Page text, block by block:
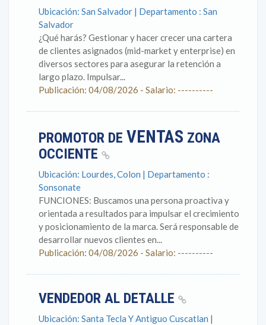
Ubicación: San Salvador | Departamento : San
Salvador
¿Qué harás? Gestionar y hacer crecer una cartera
de clientes asignados (mid-market y enterprise) en
diversos sectores para asegurar la retención a
largo plazo. Impulsar...
Publicación: 04/08/2026 - Salario: ----------
PROMOTOR DE VENTAS ZONA
OCCIENTE
Ubicación: Lourdes, Colon | Departamento :
Sonsonate
FUNCIONES: Buscamos una persona proactiva y
orientada a resultados para impulsar el crecimiento
y posicionamiento de la marca. Será responsable de
desarrollar nuevos clientes en...
Publicación: 04/08/2026 - Salario: ----------
VENDEDOR AL DETALLE
Ubicación: Santa Tecla Y Antiguo Cuscatlan |